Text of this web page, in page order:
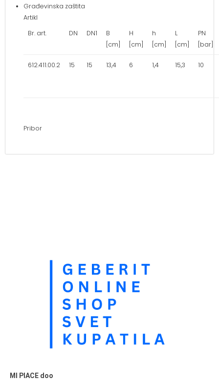
Građevinska zaštita
Artikl
Br. art.
DN DN1
B
[cm]
H
[cm]
h
[cm]
L
[cm]
PN
[bar]
612.411.00.2 15 15 13,4 6 1,4 15,3 10
Pribor
MI PIACE doo